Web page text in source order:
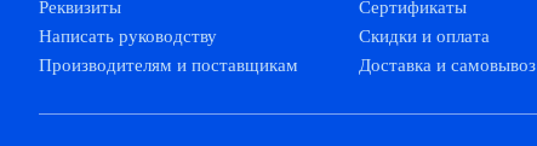
Реквизиты
Написать руководству
Производителям и поставщикам
Сертификаты
Скидки и оплата
Доставка и самовывоз